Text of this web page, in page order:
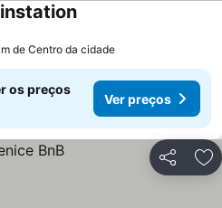
de Centro da cidade
os preços
Ver preços
Partilhar